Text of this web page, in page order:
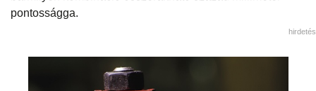
pontosságga.
hirdetés